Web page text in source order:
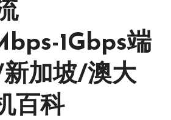
1Gbps端
加坡/澳大
百科